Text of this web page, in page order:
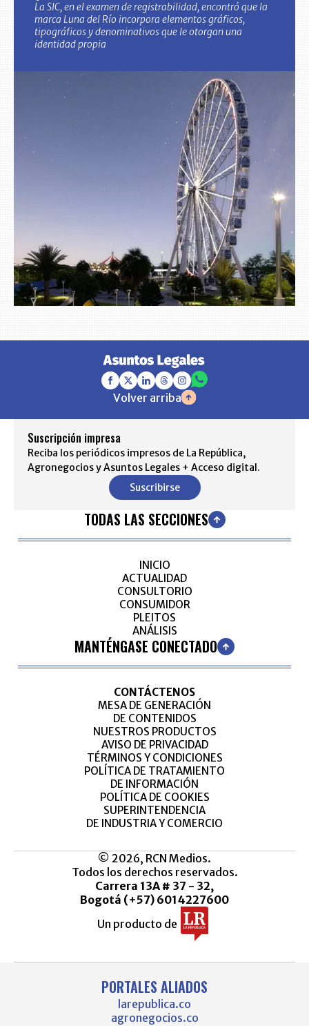
La SIC, en el examen de registrabilidad, encontró que la
marca Luna del Río incorpora elementos gráficos,
tipográficos y denominativos que le otorgan una
identidad propia
Volver arriba
Suscripción impresa
Reciba los periódicos impresos de La República,
Agronegocios y Asuntos Legales + Acceso digital.
Suscribirse
TODAS LAS SECCIONES
INICIO
ACTUALIDAD
CONSULTORIO
CONSUMIDOR
PLEITOS
ANÁLISIS
MANTÉNGASE CONECTADO
CONTÁCTENOS
MESA DE GENERACIÓN
DE CONTENIDOS
NUESTROS PRODUCTOS
AVISO DE PRIVACIDAD
TÉRMINOS Y CONDICIONES
POLÍTICA DE TRATAMIENTO
DE INFORMACIÓN
POLÍTICA DE COOKIES
SUPERINTENDENCIA
DE INDUSTRIA Y COMERCIO
© 2026, RCN Medios.
Todos los derechos reservados.
Carrera 13A # 37 - 32,
Bogotá (+57) 6014227600
Un producto de
PORTALES ALIADOS
larepublica.co
agronegocios.co